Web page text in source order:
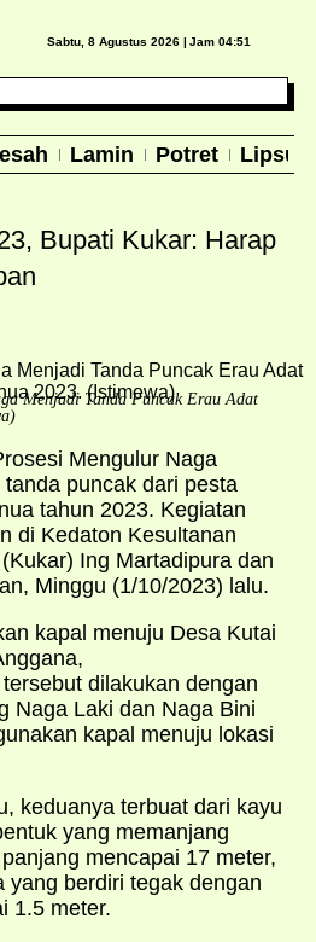
Sabtu, 8 Agustus 2026 | Jam 04:51
Lamin Potret Lipsus
Bupati Kukar: Harap
Menjadi Tanda Puncak Erau Adat
Mengulur Naga
puncak dari pesta
tahun 2023. Kegiatan
di Kedaton Kesultanan
(Kukar) Ing Martadipura dan
Minggu (1/10/2023) lalu.
kapal menuju Desa Kutai
dilakukan dengan
Naga Laki dan Naga Bini
kapal menuju lokasi
keduanya terbuat dari kayu
yang memanjang
mencapai 17 meter,
yang berdiri tegak dengan
1.5 meter.